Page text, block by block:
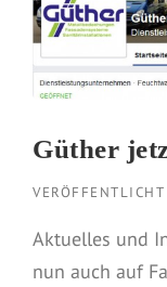
Güther
VERÖFFENTLICHT
Aktuelles und
nun auch auf